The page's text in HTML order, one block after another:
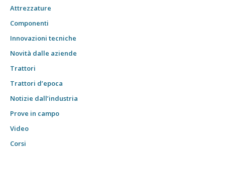
Attrezzature
Componenti
Innovazioni tecniche
Novità dalle aziende
Trattori
Trattori d’epoca
Notizie dall’industria
Prove in campo
Video
Corsi